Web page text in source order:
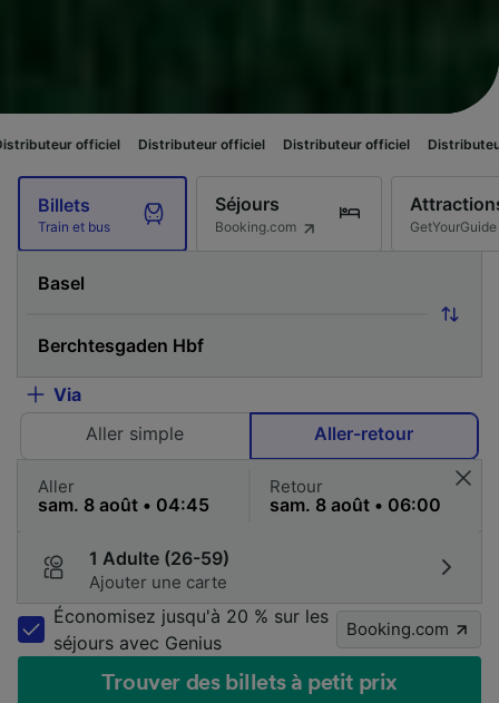
Distributeur officiel Distributeur officiel Distributeur officiel
Billets
Train et bus
Séjours
Booking.com GetYourGuide
Via
Aller simple
Aller-retour
Aller Retour
1 Adulte (26-59)
Ajouter une carte
Économisez jusqu'à 20 % sur les
séjours avec Genius
Booking.com
Trouver des billets à petit prix